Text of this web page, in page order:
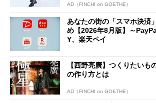
AD（FINCHI on GOETHE）
あなたの街の「スマホ決済
め【2026年8月版】～
Y、楽天ペイ
【西野亮廣】つくりたいも
の作り方とは
AD（FINCHI on GOETHE）